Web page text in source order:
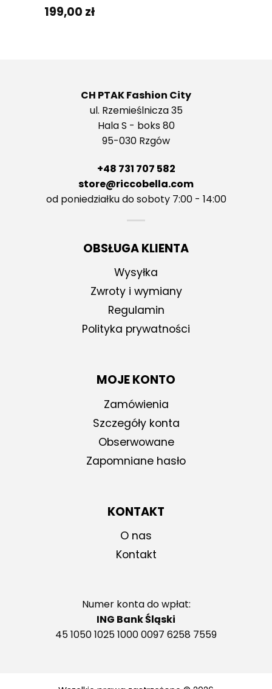
199,00 zł
CH PTAK Fashion City
ul. Rzemieślnicza 35
Hala S - boks 80
95-030 Rzgów
+48 731 707 582
store@riccobella.com
od poniedziałku do soboty 7:00 - 14:00
OBSŁUGA KLIENTA
Wysyłka
Zwroty i wymiany
Regulamin
Polityka prywatności
MOJE KONTO
Zamówienia
Szczegóły konta
Obserwowane
Zapomniane hasło
KONTAKT
O nas
Kontakt
Numer konta do wpłat:
ING Bank Śląski
45 1050 1025 1000 0097 6258 7559